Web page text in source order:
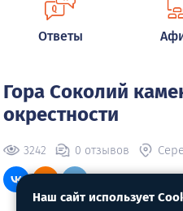
Ответы
Гора Соколий
окрестности
3242 0 отзывов
Наш сайт использует